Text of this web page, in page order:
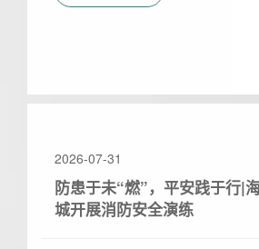
2026-07-31
防患于未“燃”，平安践于行|
城开展消防安全演练